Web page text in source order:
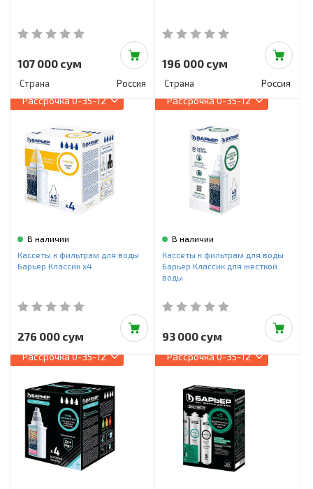
107 000 сум
Страна Россия
196 000 сум
Страна Россия
Рассрочка0-35-12
В наличии
Кассеты к фильтрам для воды
Барьер Классик х4
276 000 сум
Рассрочка0-35-12
В наличии
Кассеты к фильтрам для воды
Барьер Классик для жесткой
воды
93 000 сум
Рассрочка0-35-12 Рассрочка0-35-12